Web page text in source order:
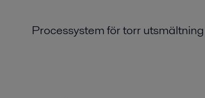
Processystemförtorrutsmältning